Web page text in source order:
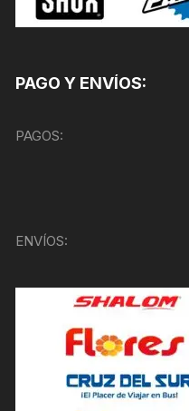
PAGO Y ENVÍOS:
PAGOS:
ENVÍOS: